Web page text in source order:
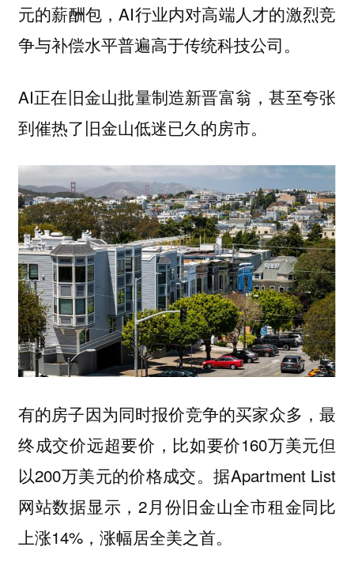
元的薪酬包，AI行业内对高端人才的激烈竞
争与补偿水平普遍高于传统科技公司。
AI正在旧金山批量制造新晋富翁，甚至夸张
到催热了旧金山低迷已久的房市。
有的房子因为同时报价竞争的买家众多，最
终成交价远超要价，比如要价160万美元但
以200万美元的价格成交。据Apartment List
网站数据显示，2月份旧金山全市租金同比
上涨14%，涨幅居全美之首。